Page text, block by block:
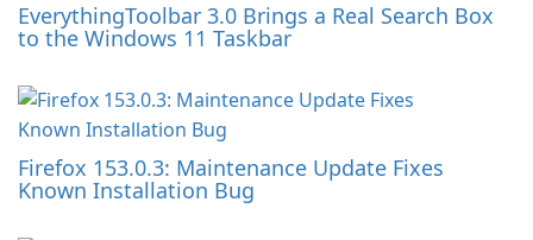
EverythingToolbar 3.0 Brings a Real Search Box
to the Windows 11 Taskbar
Firefox 153.0.3: Maintenance Update Fixes
Known Installation Bug